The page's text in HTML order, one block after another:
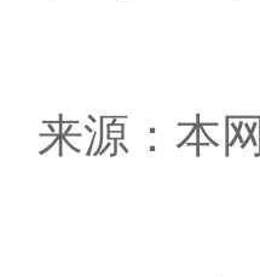
来源：本网